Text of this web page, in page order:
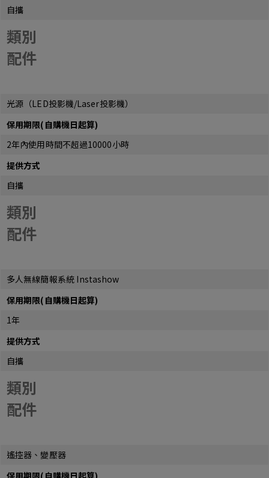
自攜
類別
配件
光源（LED投影機/Laser投影機）
保用期限(自購機日起算)
2年內使用時間不超過10000小時
提供方式
自攜
類別
配件
多人無線簡報系統 Instashow
保用期限(自購機日起算)
1年
提供方式
自攜
類別
配件
遙控器、變壓器
保用期限(自購機日起算)